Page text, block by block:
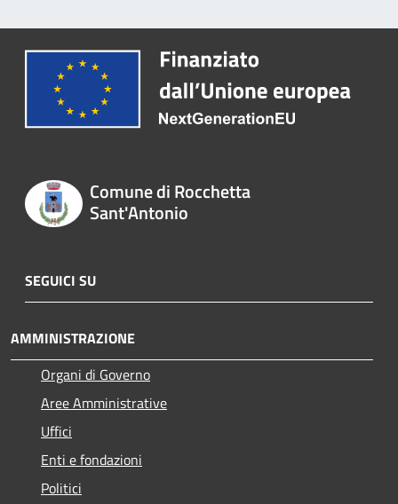
Comune di Rocchetta
Sant'Antonio
SEGUICI SU
AMMINISTRAZIONE
Organi di Governo
Aree Amministrative
Uffici
Enti e fondazioni
Politici